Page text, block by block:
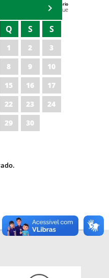
Agenda do Secretário
Zezinho Albuquerque
Q S S
1 2
3
8 9
10
15 16
17
22 23
24
29 30